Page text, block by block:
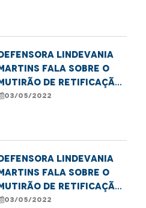
Lindevania
fala sobre o
de retificação
nome social para
03/05/2022
Lindevania
fala sobre o
de retificação
nome social para
03/05/2022